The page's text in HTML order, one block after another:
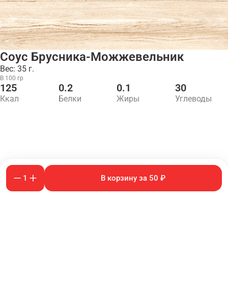
Соус Брусника-Можжевельник
Вес: 35 г.
В 100 гр
125
Ккал
0.2
Белки
0.1
Жиры
30
Углеводы
1 В корзину за 50 ₽